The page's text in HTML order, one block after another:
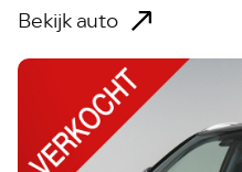
Bekijk auto